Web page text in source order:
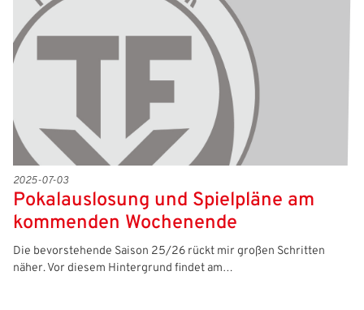
2025-07-03
Pokalauslosung und Spielpläne am
kommenden Wochenende
Die bevorstehende Saison 25/26 rückt mir großen Schritten
näher. Vor diesem Hintergrund findet am…